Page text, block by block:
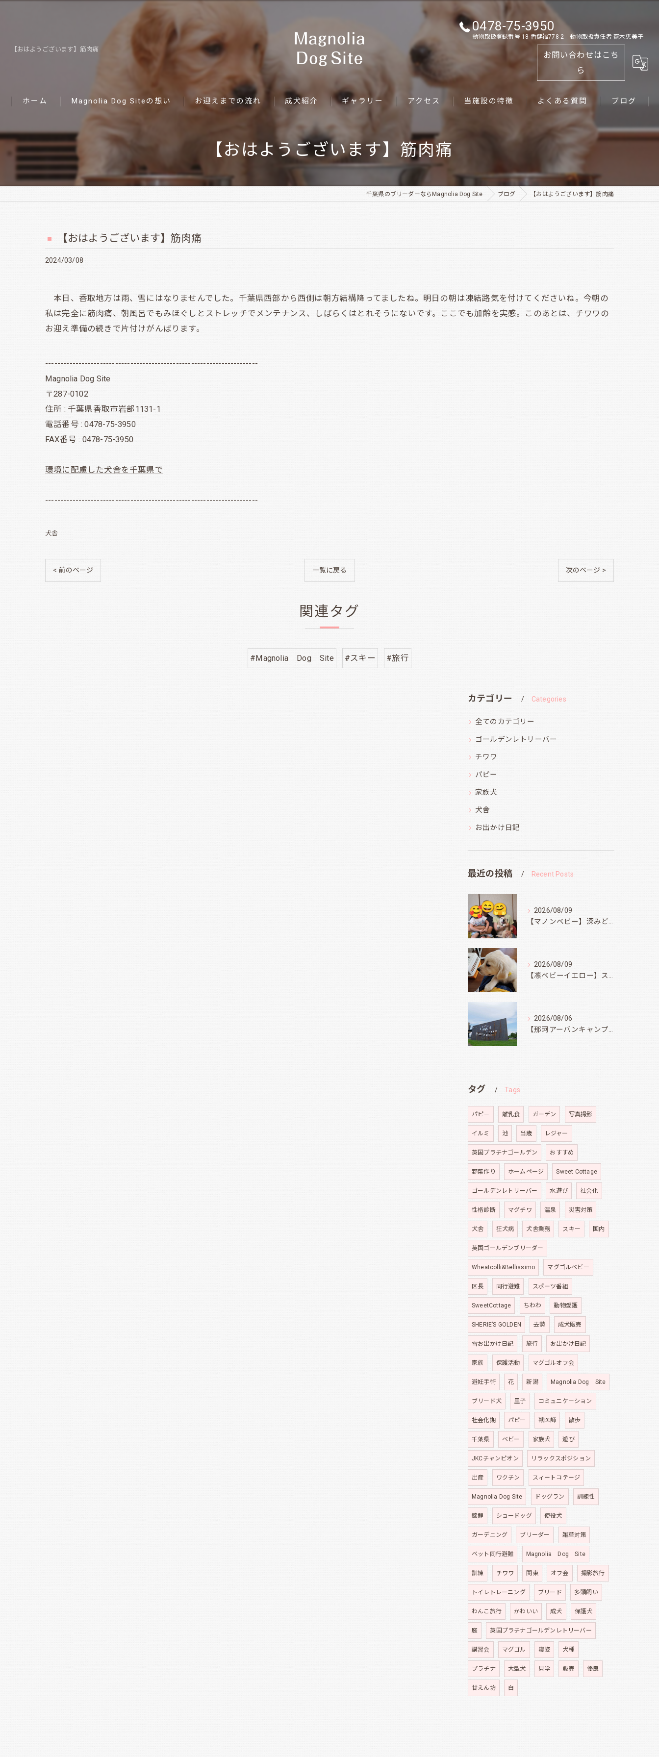
【おはようございます】筋肉痛
0478-75-3950
動物取扱登録番号 18-香健福778-2 動物取扱責任者 齋木恵美子
お問い合わせはこち
ら
ホーム Magnolia Dog Siteの想い お迎えまでの流れ 成犬紹介 ギャラリー アクセス 当施設の特徴
犬舎
よくある質問 ブログ
【おはようございます】筋肉痛
千葉県のブリーダーならMagnolia Dog Site ブログ 【おはようございます】筋肉痛
【おはようございます】筋肉痛
2024/03/08
本日、香取地方は雨、雪にはなりませんでした。千葉県西部から西側は朝方結構降ってましたね。明日の朝は凍結路気を付けてくださいね。今朝の
私は完全に筋肉痛、朝風呂でもみほぐしとストレッチでメンテナンス、しばらくはとれそうにないです。ここでも加齢を実感。このあとは、チワワの
お迎え準備の続きで片付けがんばります。
----------------------------------------------------------------------
Magnolia Dog Site
〒287-0102
住所 : 千葉県香取市岩部1131-1
電話番号 : 0478-75-3950
FAX番号 : 0478-75-3950
環境に配慮した犬舎を千葉県で
----------------------------------------------------------------------
犬舎
< 前のページ 一覧に戻る 次のページ >
関連タグ
#Magnolia Dog Site #スキー #旅行
カテゴリー Categories
全てのカテゴリー
ゴールデンレトリーバー
チワワ
パピー
家族犬
犬舎
お出かけ日記
最近の投稿 Recent Posts
2026/08/09
【マノンベビー】深みどり君
2026/08/09
【凛ベビーイエロー】スィートコテージへ
2026/08/06
【那珂アーバンキャンプフィールド】
タグ Tags
パピ－ 離乳食 ガーデン 写真撮影
イルミ 池 当歳 レジャー
英国プラチナゴールデン おすすめ
野菜作り ホームページ Sweet Cottage
ゴールデンレトリーバー 水遊び 社会化
性格診断 マグチワ 温泉 災害対策
犬舎 狂犬病 犬舎業務 スキー 国内
英国ゴールデンブリーダー
Wheatcolli&Bellissimo マグゴルベビー
区長 同行避難 スポーツ番組
SweetCottage ちわわ 動物愛護
SHERIE’S GOLDEN 去勢 成犬販売
雪お出かけ日記 旅行 お出かけ日記
家族 保護活動 マグゴルオフ会
避妊手術 花 新潟 Magnolia Dog Site
ブリード犬 里子 コミュニケーション
社会化期 パピー 獣医師 散歩
千葉県 ベビー 家族犬 遊び
JKCチャンピオン リラックスポジション
出産 ワクチン スィートコテージ
Magnolia Dog Site ドッグラン 訓練性
錦鯉 ショードッグ 使役犬
ガーデニング ブリーダー 雑草対策
ペット同行避難 Magnolia Dog Site
訓練 チワワ 関東 オフ会 撮影旅行
トイレトレーニング ブリード 多頭飼い
わんこ旅行 かわいい 成犬 保護犬
庭 英国プラチナゴールデンレトリーバー
講習会 マグゴル 寝姿 犬種
プラチナ 大型犬 見学 販売 優良
甘えん坊 白